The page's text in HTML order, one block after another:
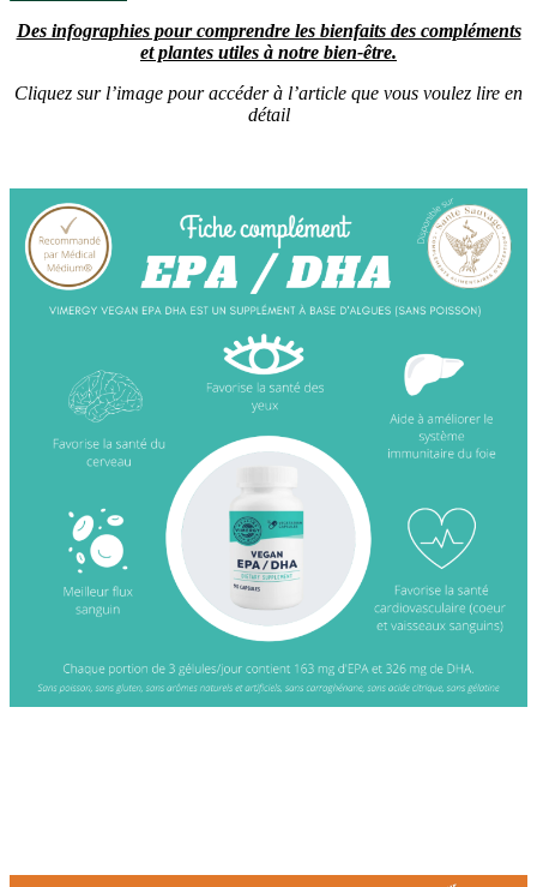
Des infographies pour comprendre les bienfaits des compléments
et plantes utiles à notre bien-être.
Cliquez sur l’image pour accéder à l’article que vous voulez lire en
détail